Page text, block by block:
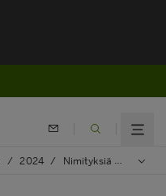
/ 2024 / Nimityksiä Metsä Groupin liiketoiminta-alueiden johtoryhmissä